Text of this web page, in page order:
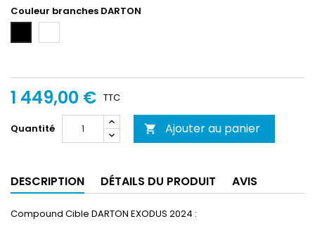
Couleur branches DARTON
1 449,00 € TTC
Quantité  Ajouter au panier
DESCRIPTION DÉTAILS DU PRODUIT AVIS
Compound Cible DARTON EXODUS 2024 :